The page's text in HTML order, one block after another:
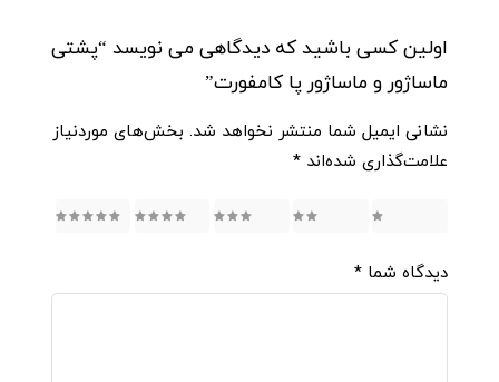
اولین کسی باشید که دیدگاهی می نویسد “پشتی
ماساژور و ماساژور پا کامفورت”
نشانی ایمیل شما منتشر نخواهد شد. بخش‌های موردنیاز
علامت‌گذاری شده‌اند *
5
دیدگاه شما *